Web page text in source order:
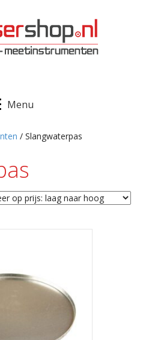
Menu
/ Slangwaterpas